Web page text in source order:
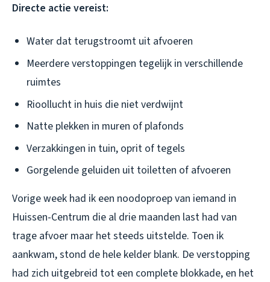
Directe actie vereist:
Water dat terugstroomt uit afvoeren
Meerdere verstoppingen tegelijk in verschillende
ruimtes
Rioollucht in huis die niet verdwijnt
Natte plekken in muren of plafonds
Verzakkingen in tuin, oprit of tegels
Gorgelende geluiden uit toiletten of afvoeren
Vorige week had ik een noodoproep van iemand in
Huissen-Centrum die al drie maanden last had van
trage afvoer maar het steeds uitstelde. Toen ik
aankwam, stond de hele kelder blank. De verstopping
had zich uitgebreid tot een complete blokkade, en het